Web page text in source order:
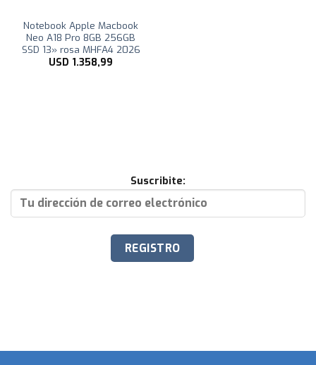
Notebook Apple Macbook
Neo A18 Pro 8GB 256GB
SSD 13» rosa MHFA4 2026
USD 1.358,99
Suscribite: